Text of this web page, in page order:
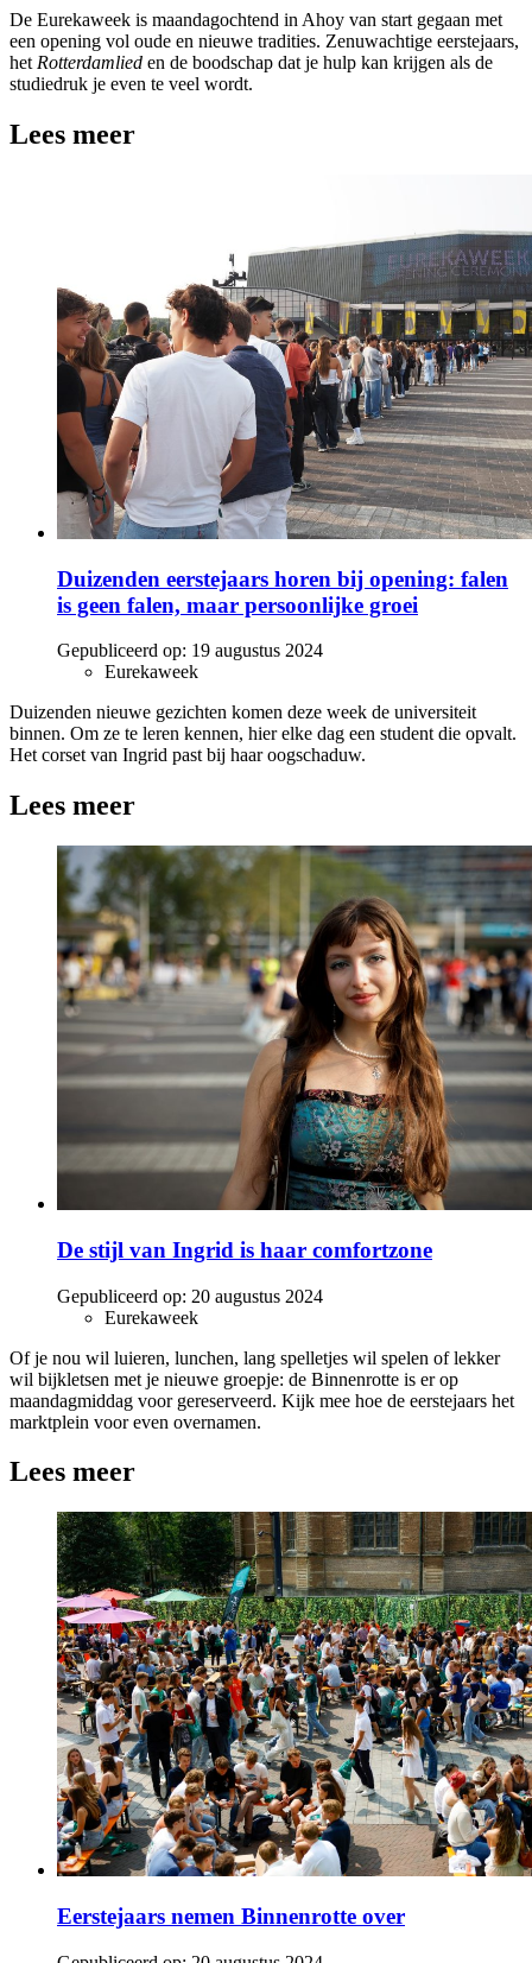
De Eurekaweek is maandagochtend in Ahoy van start gegaan met
een opening vol oude en nieuwe tradities. Zenuwachtige eerstejaars,
het Rotterdamlied en de boodschap dat je hulp kan krijgen als de
studiedruk je even te veel wordt.
Lees meer
Duizenden eerstejaars horen bij opening: falen
is geen falen, maar persoonlijke groei
Gepubliceerd op: 19 augustus 2024
Eurekaweek
Duizenden nieuwe gezichten komen deze week de universiteit
binnen. Om ze te leren kennen, hier elke dag een student die opvalt.
Het corset van Ingrid past bij haar oogschaduw.
Lees meer
De stijl van Ingrid is haar comfortzone
Gepubliceerd op: 20 augustus 2024
Eurekaweek
Of je nou wil luieren, lunchen, lang spelletjes wil spelen of lekker
wil bijkletsen met je nieuwe groepje: de Binnenrotte is er op
maandagmiddag voor gereserveerd. Kijk mee hoe de eerstejaars het
marktplein voor even overnamen.
Lees meer
Eerstejaars nemen Binnenrotte over